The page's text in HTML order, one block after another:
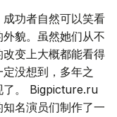
功者自然可以笑看
貌。虽然她们从不
变上大概都能看得
没想到，多年之
了。 Bigpicture.ru
名演员们制作了一